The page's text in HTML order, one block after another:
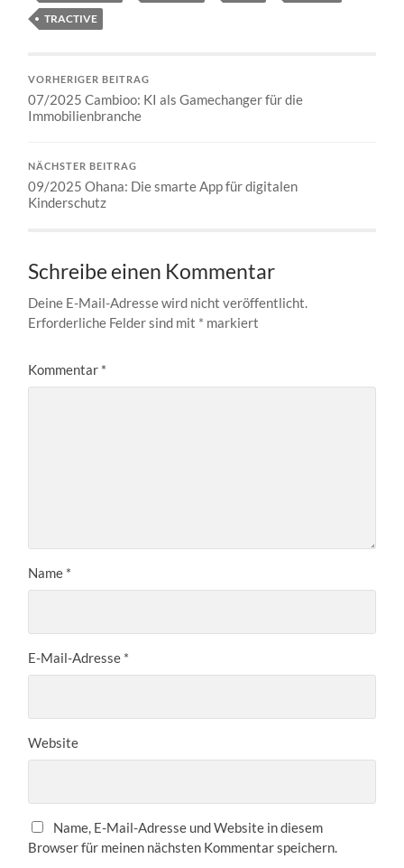
TRACTIVE
VORHERIGER BEITRAG
07/2025 Cambioo: KI als Gamechanger für die
Immobilienbranche
NÄCHSTER BEITRAG
09/2025 Ohana: Die smarte App für digitalen
Kinderschutz
Schreibe einen Kommentar
Deine E-Mail-Adresse wird nicht veröffentlicht.
Erforderliche Felder sind mit * markiert
Kommentar *
Name *
E-Mail-Adresse *
Website
Name, E-Mail-Adresse und Website in diesem
Browser für meinen nächsten Kommentar speichern.